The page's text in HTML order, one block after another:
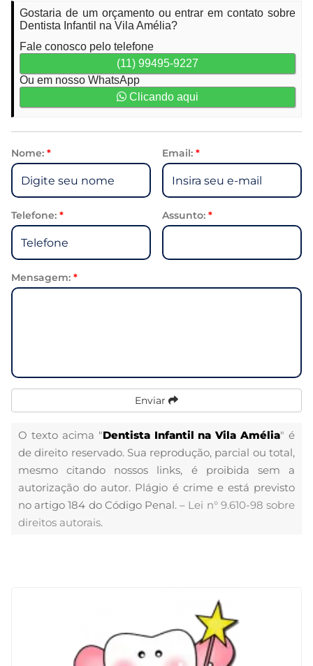
Gostaria de um orçamento ou entrar em contato sobre
Dentista Infantil na Vila Amélia?
Fale conosco pelo telefone
(11) 99495-9227
Ou em nosso WhatsApp
Clicando aqui
Nome: * Email: *
Telefone: * Assunto: *
Mensagem: *
Enviar
O texto acima "Dentista Infantil na Vila Amélia" é
de direito reservado. Sua reprodução, parcial ou total,
mesmo citando nossos links, é proibida sem a
autorização do autor. Plágio é crime e está previsto
no artigo 184 do Código Penal. – Lei n° 9.610-98 sobre
direitos autorais.